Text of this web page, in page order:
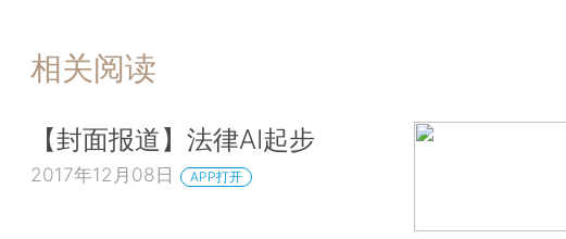
相关阅读
【封面报道】法律AI起步
2017年12月08日 APP打开